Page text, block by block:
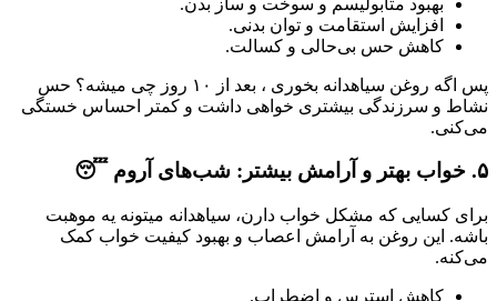
بهبود متابولیسم و سوخت و ساز بدن.
افزایش استقامت و توان بدنی.
کاهش حس بی‌حالی و کسالت.
پس اگه روغن سیاهدانه بخوری ، بعد از ۱۰ روز چی میشه؟ حس
نشاط و سرزندگی بیشتری خواهی داشت و کمتر احساس خستگی
می‌کنی.
۵. خواب بهتر و آرامش بیشتر: شب‌های آروم 😴
برای کسایی که مشکل خواب دارن، سیاهدانه میتونه یه موهبت
باشه. این روغن به آرامش اعصاب و بهبود کیفیت خواب کمک
می‌کنه.
کاهش استرس و اضطراب.